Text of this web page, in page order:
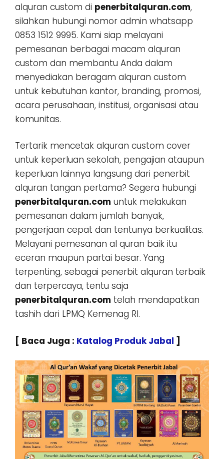
alquran custom di penerbitalquran.com,
silahkan hubungi nomor admin whatsapp
0853 1512 9995. Kami siap melayani
pemesanan berbagai macam alquran
custom dan membantu Anda dalam
menyediakan beragam alquran custom
untuk kebutuhan kantor, branding, promosi,
acara perusahaan, institusi, organisasi atau
komunitas.
Tertarik mencetak alquran custom cover
untuk keperluan sekolah, pengajian ataupun
keperluan lainnya langsung dari penerbit
alquran tangan pertama? Segera hubungi
penerbitalquran.com untuk melakukan
pemesanan dalam jumlah banyak,
pengerjaan cepat dan tentunya berkualitas.
Melayani pemesanan al quran baik itu
eceran maupun partai besar. Yang
terpenting, sebagai penerbit alquran terbaik
dan terpercaya, tentu saja
penerbitalquran.com telah mendapatkan
tashih dari LPMQ Kemenag RI.
[ Baca Juga : Katalog Produk Jabal ]